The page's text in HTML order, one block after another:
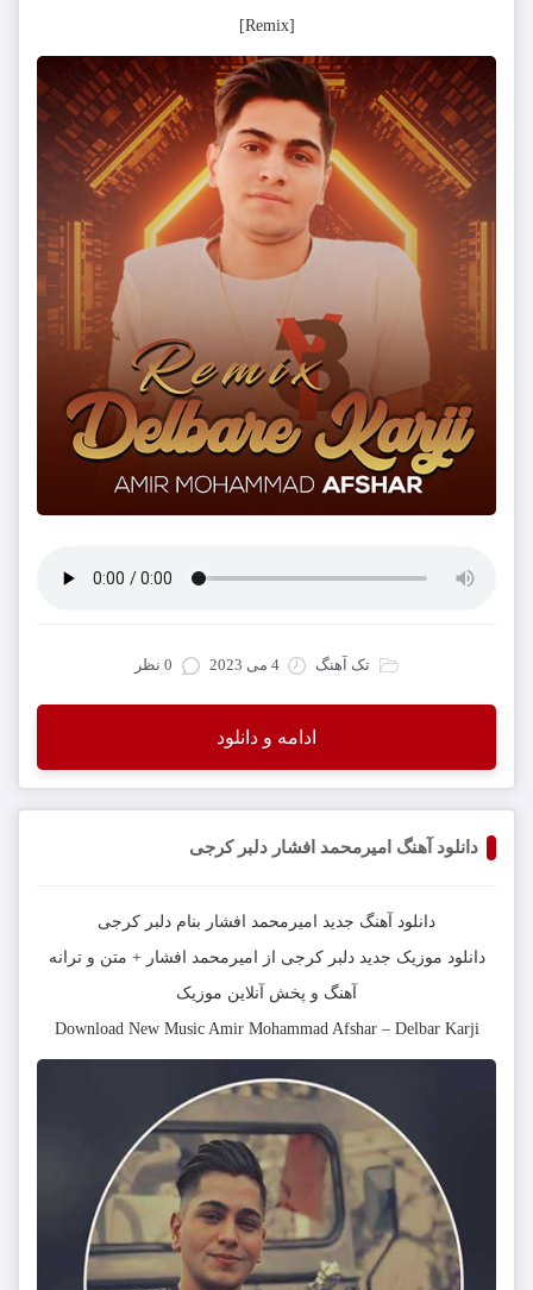
[Remix]
تک آهنگ 4 می 2023 0 نظر
ادامه و دانلود
دانلود آهنگ امیرمحمد افشار دلبر کرجی
دانلود آهنگ جدید امیرمحمد افشار بنام دلبر کرجی
دانلود موزیک جدید دلبر کرجی از امیرمحمد افشار + متن و ترانه
آهنگ و پخش آنلاین موزیک
Download New Music Amir Mohammad Afshar– Delbar Karji